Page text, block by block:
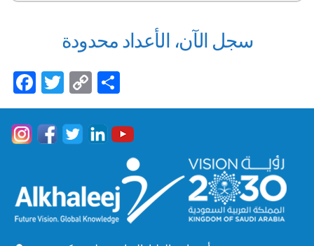
سجل الآن، الأعداد محدودة
Facebook
TwitterCopy
Link